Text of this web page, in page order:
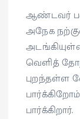
ஆண்டவர்
அநேக
வெளித்
புறந்தள்ள
பார்க்கிறார்.